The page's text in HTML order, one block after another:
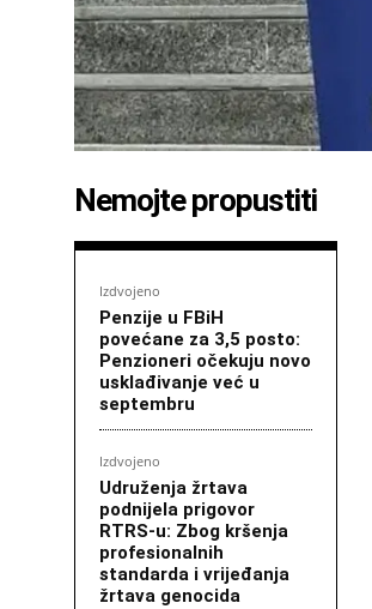
Nemojte propustiti
Izdvojeno
Penzije u FBiH
povećane za 3,5 posto:
Penzioneri očekuju novo
usklađivanje već u
septembru
Izdvojeno
Udruženja žrtava
podnijela prigovor
RTRS-u: Zbog kršenja
profesionalnih
standarda i vrijeđanja
žrtava genocida